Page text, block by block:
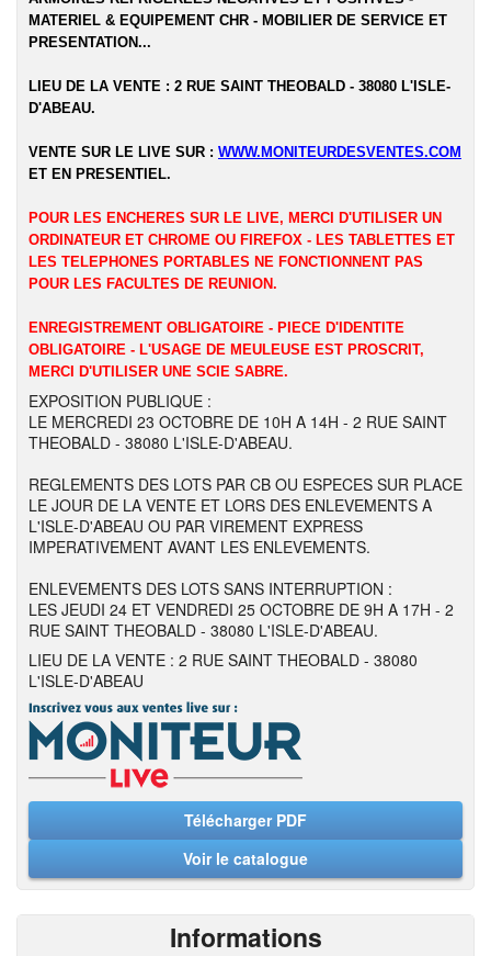
MATERIEL & EQUIPEMENT CHR - MOBILIER DE SERVICE ET
PRESENTATION...
LIEU DE LA VENTE : 2 RUE SAINT THEOBALD - 38080 L'ISLE-
D'ABEAU.
VENTE SUR LE LIVE SUR : WWW.MONITEURDESVENTES.COM
ET EN PRESENTIEL.
POUR LES ENCHERES SUR LE LIVE, MERCI D'UTILISER UN
ORDINATEUR ET CHROME OU FIREFOX - LES TABLETTES ET
LES TELEPHONES PORTABLES NE FONCTIONNENT PAS
POUR LES FACULTES DE REUNION.
ENREGISTREMENT OBLIGATOIRE - PIECE D'IDENTITE
OBLIGATOIRE - L'USAGE DE MEULEUSE EST PROSCRIT,
MERCI D'UTILISER UNE SCIE SABRE.
EXPOSITION PUBLIQUE :
LE MERCREDI 23 OCTOBRE DE 10H A 14H - 2 RUE SAINT
THEOBALD - 38080 L'ISLE-D'ABEAU.
REGLEMENTS DES LOTS PAR CB OU ESPECES SUR PLACE
LE JOUR DE LA VENTE ET LORS DES ENLEVEMENTS A
L'ISLE-D'ABEAU OU PAR VIREMENT EXPRESS
IMPERATIVEMENT AVANT LES ENLEVEMENTS.
ENLEVEMENTS DES LOTS SANS INTERRUPTION :
LES JEUDI 24 ET VENDREDI 25 OCTOBRE DE 9H A 17H - 2
RUE SAINT THEOBALD - 38080 L'ISLE-D'ABEAU.
LIEU DE LA VENTE : 2 RUE SAINT THEOBALD - 38080
L'ISLE-D'ABEAU
Télécharger PDF
Voir le catalogue
Informations